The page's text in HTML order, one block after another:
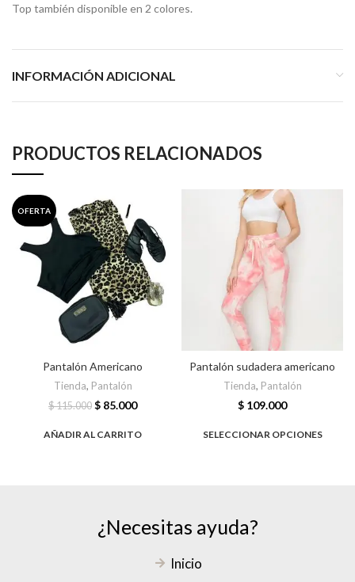
Top también disponible en 2 colores.
INFORMACIÓN ADICIONAL
PRODUCTOS RELACIONADOS
OFERTA
Pantalón Americano
Tienda, Pantalón
$115.000 $ 85.000
AÑADIR AL CARRITO
Pantalón sudadera americano
Tienda, Pantalón
$ 109.000
SELECCIONAR OPCIONES
¿Necesitas ayuda?
Inicio